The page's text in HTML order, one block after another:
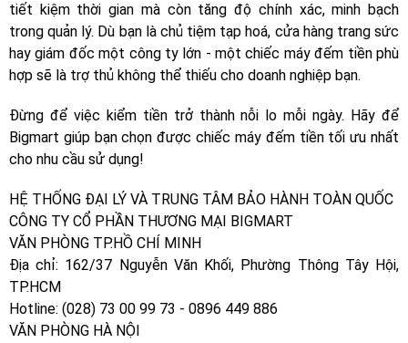
tiết kiệm thời gian mà còn tăng độ chính xác, minh bạch
trong quản lý. Dù bạn là chủ tiệm tạp hoá, cửa hàng trang sức
hay giám đốc một công ty lớn - một chiếc máy đếm tiền phù
hợp sẽ là trợ thủ không thể thiếu cho doanh nghiệp bạn.
Đừng để việc kiểm tiền trở thành nỗi lo mỗi ngày. Hãy để
Bigmart giúp bạn chọn được chiếc máy đếm tiền tối ưu nhất
cho nhu cầu sử dụng!
HỆ THỐNG ĐẠI LÝ VÀ TRUNG TÂM BẢO HÀNH TOÀN QUỐC
CÔNG TY CỔ PHẦN THƯƠNG MẠI BIGMART
VĂN PHÒNG TP.HỒ CHÍ MINH
Địa chỉ: 162/37 Nguyễn Văn Khối, Phường Thông Tây Hội,
TP.HCM
Hotline: (028) 73 00 99 73 - 0896 449 886
VĂN PHÒNG HÀ NỘI